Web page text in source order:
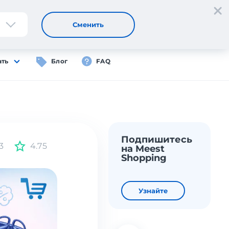
Регистрация Вход
Блог FAQ
Сменить
4.75
Подпишитесь
на Meest
Shopping
Узнайте